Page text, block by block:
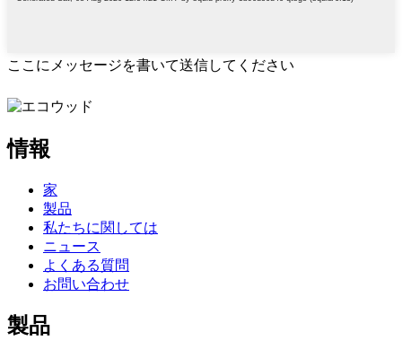
ここにメッセージを書いて送信してください
情報
家
製品
私たちに関しては
ニュース
よくある質問
お問い合わせ
製品